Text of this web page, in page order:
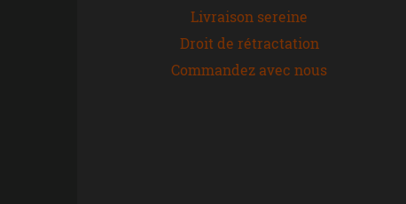
Livraison sereine
Droit de rétractation
Commandez avec nous